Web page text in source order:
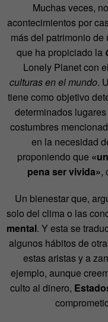
Muchas veces,
acontecimientos por
más del patrimonio
que ha propiciado la
Lonely Planet con
culturas en el mundo.
tiene como objetivo
determinados
costumbres
en la necesidad
proponiendo que
pena ser vivida»,
Un bienestar que,
solo del clima o las
mental. Y esta se
algunos hábitos de
estas aristas y a
ejemplo, aunque
culto al dinero,